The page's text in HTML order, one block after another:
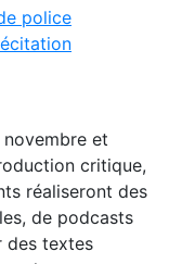
police
novembre et
critique,
réaliseront des
de podcasts
des textes